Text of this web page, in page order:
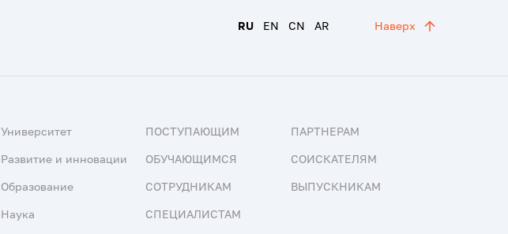
RU EN CN AR Наверх
Университет
Развитие и инновации
Образование
Наука
ПОСТУПАЮЩИМ
ОБУЧАЮЩИМСЯ
СОТРУДНИКАМ
СПЕЦИАЛИСТАМ
ПАРТНЕРАМ
СОИСКАТЕЛЯМ
ВЫПУСКНИКАМ